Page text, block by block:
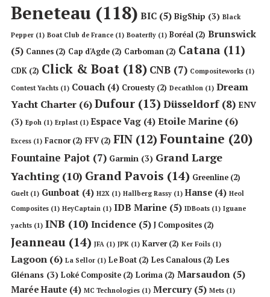
Beneteau (118) BIC (5) BigShip (3) Black
Pepper (1) Boat Club de France (1) Boaterfly (1) Boréal (2) Brunswick
(5) Cannes (2) Cap d'Agde (2) Carboman (2) Catana (11)
CDK (2) Click & Boat (18) CNB (7) Compositeworks (1)
Contest Yachts (1) Couach (4) Crouesty (2) Decathlon (1) Dream
Yacht Charter (6)Dufour (13) Düsseldorf(8) ENV
(3) Epoh (1) Erplast(1) Espace Vag (4) Etoile Marine (6)
Excess (1) Facnor(2) FFV (2) FIN (12) Fountaine (20)
Fountaine Pajot (7) Garmin (3) Grand Large
Yachting(10) Grand Pavois (14) Greenline (2)
Guelt(1) Gunboat (4) H2X (1) Hallberg Rassy (1) Hanse (4) Heol
Composites (1) HeyCaptain (1) IDB Marine (5) IDBoats (1) Iguane
yachts (1) INB (10) Incidence (5) J Composites (2)
Jeanneau (14) JFA (1) JPK (1) Karver(2) Ker Foils (1)
Lagoon (6) La Sellor (1) Le Boat (2) Les Canalous (2) Les
Glénans (3) Loké Composite (2) Lorima (2) Marsaudon (5)
Marée Haute (4) MC Technologies (1) Mercury(5) Mets (1)